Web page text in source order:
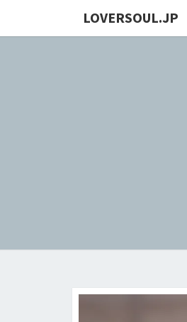
LOVERSOUL.JP